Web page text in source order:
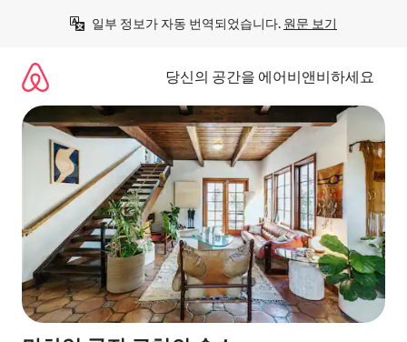
일부 정보가 자동 번역되었습니다. 원문 보기
당신의 공간을 에어비앤비하세요